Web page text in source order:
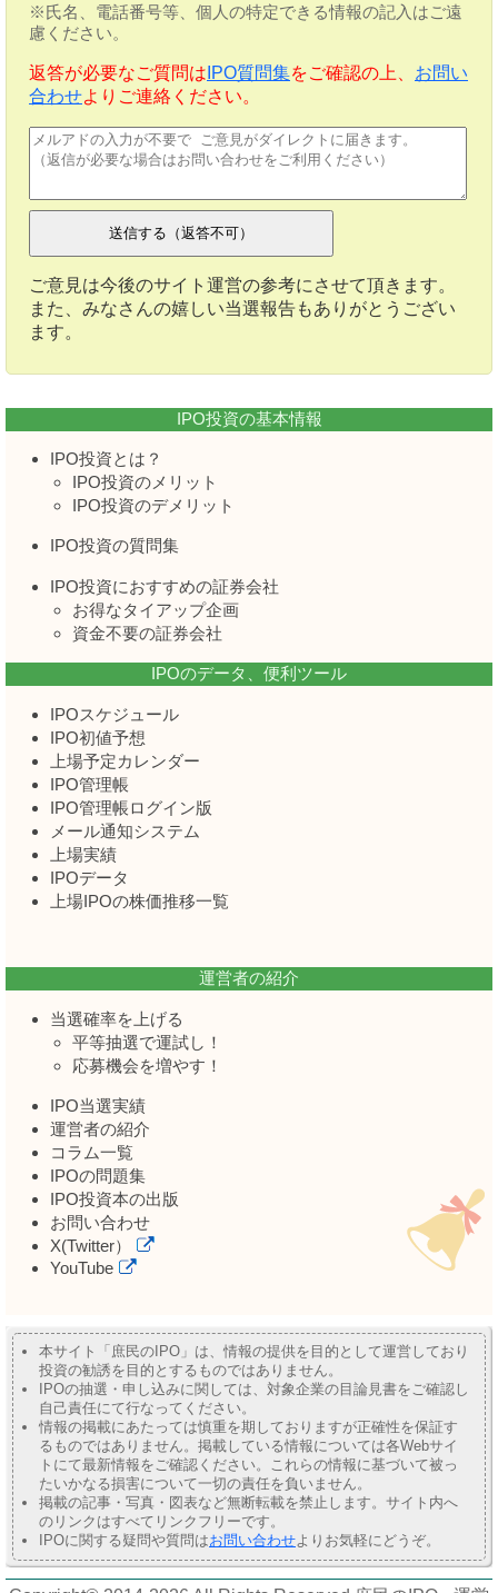
※氏名、電話番号等、個人の特定できる情報の記入はご遠
慮ください。
返答が必要なご質問は IPO質問集をご確認の上、 お問い
合わせよりご連絡ください。
ご意見は今後のサイト運営の参考にさせて頂きます。
また、みなさんの嬉しい当選報告もありがとうござい
ます。
IPO投資の基本情報
IPO投資とは？
IPO投資のメリット
IPO投資のデメリット
IPO投資の質問集
IPO投資におすすめの証券会社
お得なタイアップ企画
資金不要の証券会社
IPOのデータ、便利ツール
IPOスケジュール
IPO初値予想
上場予定カレンダー
IPO管理帳
IPO管理帳ログイン版
メール通知システム
上場実績
IPOデータ
上場IPOの株価推移一覧
運営者の紹介
当選確率を上げる
平等抽選で運試し！
応募機会を増やす！
IPO当選実績
運営者の紹介
コラム一覧
IPOの問題集
IPO投資本の出版
お問い合わせ
X(Twitter）
YouTube
本サイト「庶民のIPO」は、情報の提供を目的として運営しており
投資の勧誘を目的とするものではありません。
IPOの抽選・申し込みに関しては、対象企業の目論見書をご確認し
自己責任にて行なってください。
情報の掲載にあたっては慎重を期しておりますが正確性を保証す
るものではありません。掲載している情報については各Webサイ
トにて最新情報をご確認ください。これらの情報に基づいて被っ
たいかなる損害について一切の責任を負いません。
掲載の記事・写真・図表など無断転載を禁止します。サイト内へ
のリンクはすべてリンクフリーです。
IPOに関する疑問や質問はお問い合わせよりお気軽にどうぞ。